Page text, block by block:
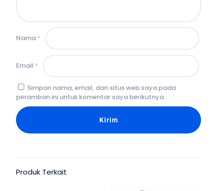
Nama *
Email *
Simpan nama, email, dan situs web saya pada
peramban ini untuk komentar saya berikutnya.
Produk Terkait